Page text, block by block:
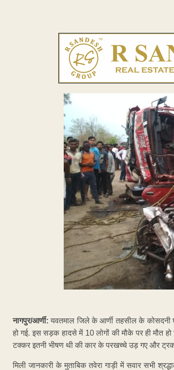
नागपुर/आर्णी: यवतमाल जिले के आर्णी तहसील के कोसदनी
हो गई. इस सड़क हादसे में 10 लोगों की मौके पर ही मौत
टक्कर इतनी भीषण थी की कार के परखच्चे उड़ गए और
मिली जानकारी के मुताबिक तवेरा गाड़ी में सवार सभी